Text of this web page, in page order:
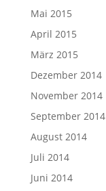
Mai 2015
April 2015
März 2015
Dezember 2014
November 2014
September 2014
August 2014
Juli 2014
Juni 2014